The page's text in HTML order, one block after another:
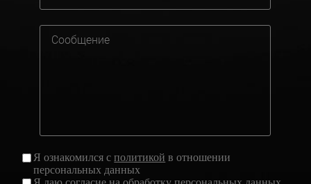
Я ознакомился сполитикой в отношении
персональных данных